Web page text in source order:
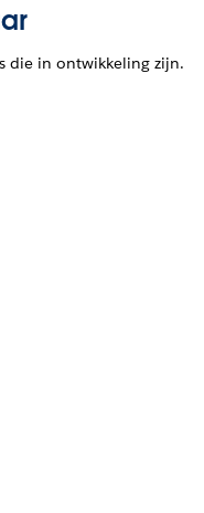
die in ontwikkeling zijn.